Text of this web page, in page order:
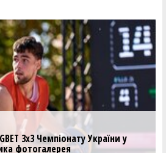
09.08.2026
ЗСО БК СумДУ виграла четвертий етап
Чемпіонату України